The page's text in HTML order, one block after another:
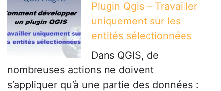
Plugin Qgis – Travailler
uniquement sur les
entités sélectionnées
Dans QGIS, de
nombreuses actions ne doivent
s’appliquer qu’à une partie des données :